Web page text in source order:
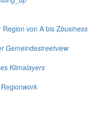
von A bis Zbusiness
Gemeindestreetview
Klimalayers
work